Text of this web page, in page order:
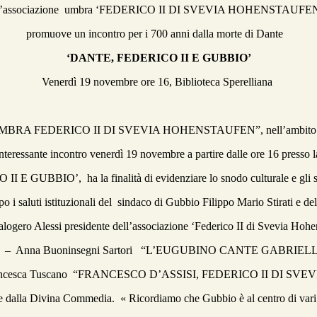
umbra ‘FEDERICO II DI SVEVIA
promuove un incontro per i 700 anni dalla morte di Dante
‘DANTE, FEDERICO II E GUBBIO’
Venerdì 19 novembre ore 16, Biblioteca Sperelliana
FEDERICO II DI SVEVIA HOHENSTAUFEN”, nell’ambito
incontro venerdì 19 novembre a partire dalle ore 16
E GUBBIO’, ha la finalità di evidenziare lo snodo culturale e gli
i saluti istituzionali del sindaco di Gubbio Filippo Mario Stirati e
Alessi presidente dell’associazione ‘Federico II di Svevia
– Anna Buoninsegni Sartori “L’EUGUBINO CANTE
Tuscano “FRANCESCO D’ASSISI, FEDERICO II DI
Divina Commedia. « Ricordiamo che Gubbio è al centro di